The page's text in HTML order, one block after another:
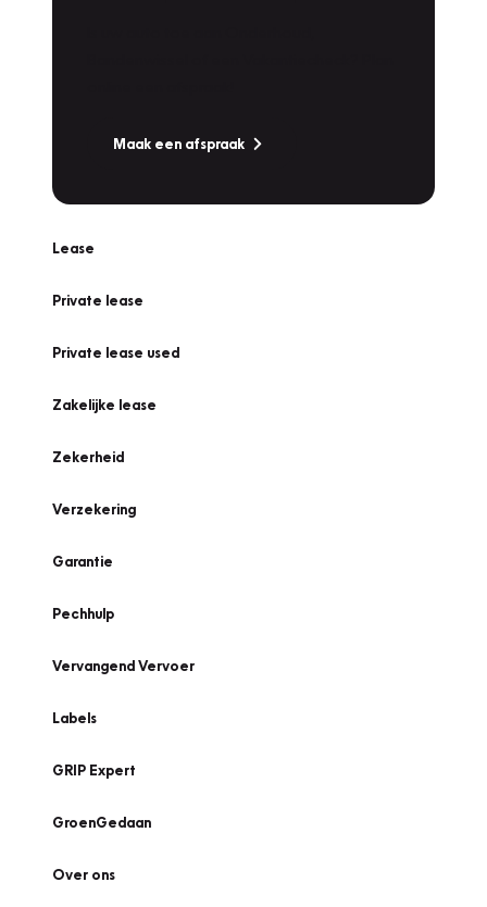
Maak een afspraak
Lease
Private lease
Private lease used
Zakelijke lease
Zekerheid
Verzekering
Garantie
Pechhulp
Vervangend Vervoer
Labels
GRIP Expert
GroenGedaan
Over ons